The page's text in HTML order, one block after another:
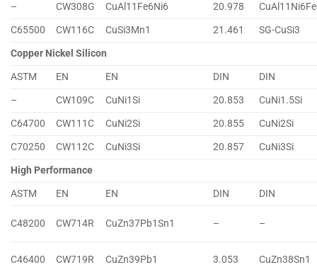
–
CW308G CuAl11Fe6Ni6 20.978
C65500
CW116C CuSi3Mn1 21.461
SG-CuSi3
Copper Nickel Silicon
ASTM
EN EN DIN
DIN
–
CW109C CuNi1Si 20.853
CuNi1.5Si
C64700
CW111C CuNi2Si 20.855
CuNi2Si
C70250
CW112C CuNi3Si 20.857
CuNi3Si
High Performance
ASTM
EN EN DIN DIN
C48200 CW714R CuZn37Pb1Sn1 – –
C46400 CW719R CuZn39Pb1 3.053 CuZn38Sn1